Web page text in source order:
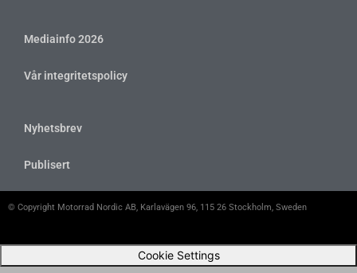
Mediainfo 2026
Vår integritetspolicy
Nyhetsbrev
Publisert
© Copyright Motorrad Nordic AB, Karlavägen 96, 115 26 Stockholm, Sweden
Cookie Settings